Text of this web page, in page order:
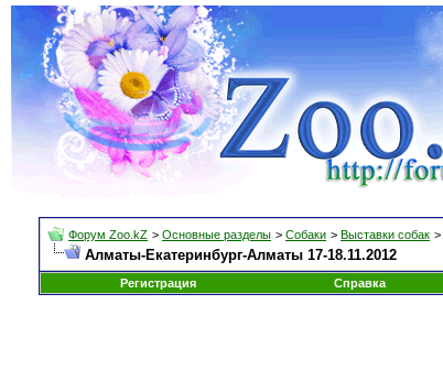
Форум Zoo.kZ > Основные разделы > Собаки > Выставки собак >
Алматы-Екатеринбург-Алматы 17-18.11.2012
Регистрация
Справка